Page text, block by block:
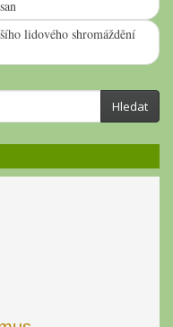
lidového shromáždění
Hledat